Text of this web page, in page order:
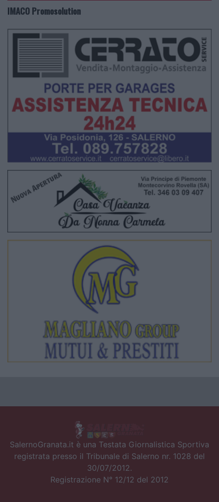
IMACO Promosolution
SalernoGranata.it è una Testata Giornalistica Sportiva
registrata presso il Tribunale di Salerno nr. 1028 del
30/07/2012.
Registrazione N° 12/12 del 2012